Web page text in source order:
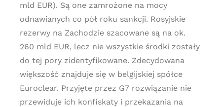
mld EUR). Są one zamrożone na mocy
odnawianych co pół roku sankcji. Rosyjskie
rezerwy na Zachodzie szacowane są na ok.
260 mld EUR, lecz nie wszystkie środki zostały
do tej pory zidentyfikowane. Zdecydowana
większość znajduje się w belgijskiej spółce
Euroclear. Przyjęte przez G7 rozwiązanie nie
przewiduje ich konfiskaty i przekazania na